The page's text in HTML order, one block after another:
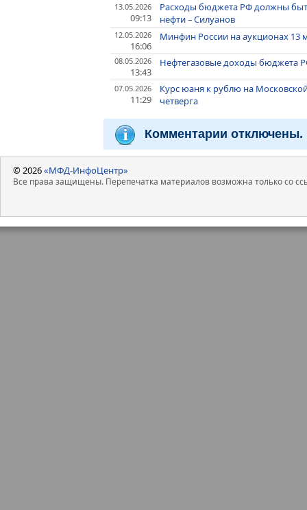
13.05.2026
09:13
Расходы бюджета РФ должны
нефти – Силуанов
12.05.2026
16:06
Минфин России на аукционах 13
08.05.2026
13:43
Нефтегазовые доходы бюджета
07.05.2026
11:29
Курс юаня к рублю на
четверга
Комментарии отключены.
© 2026«МФД-ИнфоЦентр»
Все права защищены. Перепечатка материалов возможна только со